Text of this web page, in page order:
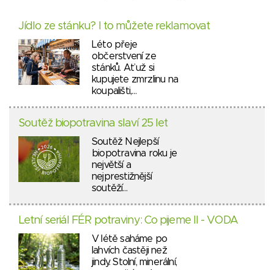
Jídlo ze stánku? I to můžete reklamovat
Léto přeje
občerstvení ze
stánků. Ať už si
kupujete zmrzlinu na
koupališti,…
Soutěž biopotravina slaví 25 let
Soutěž Nejlepší
biopotravina roku je
největší a
nejprestižnější
soutěží…
Letní seriál FÉR potraviny: Co pijeme II - VODA
V létě saháme po
lahvích častěji než
jindy. Stolní, minerální,